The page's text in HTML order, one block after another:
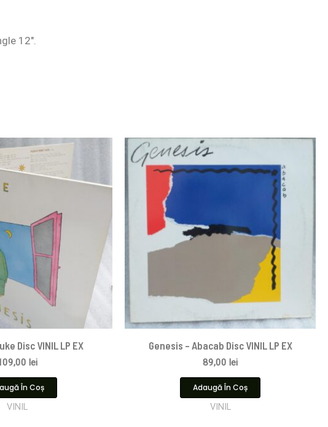
12″.
Disc VINIL LP EX
lei
În Coș
VINIL
Genesis – Abacab Disc VINIL LP EX
89,00 lei
Adaugă În Coș
VINIL